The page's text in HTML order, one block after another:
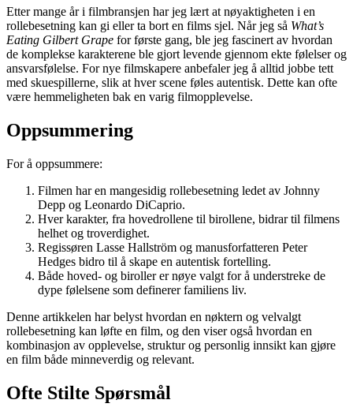
Etter mange år i filmbransjen har jeg lært at nøyaktigheten i en
rollebesetning kan gi eller ta bort en films sjel. Når jeg så What’s
Eating Gilbert Grape for første gang, ble jeg fascinert av hvordan
de komplekse karakterene ble gjort levende gjennom ekte følelser og
ansvarsfølelse. For nye filmskapere anbefaler jeg å alltid jobbe tett
med skuespillerne, slik at hver scene føles autentisk. Dette kan ofte
være hemmeligheten bak en varig filmopplevelse.
Oppsummering
For å oppsummere:
Filmen har en mangesidig rollebesetning ledet av Johnny
Depp og Leonardo DiCaprio.
Hver karakter, fra hovedrollene til birollene, bidrar til filmens
helhet og troverdighet.
Regissøren Lasse Hallström og manusforfatteren Peter
Hedges bidro til å skape en autentisk fortelling.
Både hoved- og biroller er nøye valgt for å understreke de
dype følelsene som definerer familiens liv.
Denne artikkelen har belyst hvordan en nøktern og velvalgt
rollebesetning kan løfte en film, og den viser også hvordan en
kombinasjon av opplevelse, struktur og personlig innsikt kan gjøre
en film både minneverdig og relevant.
Ofte Stilte Spørsmål